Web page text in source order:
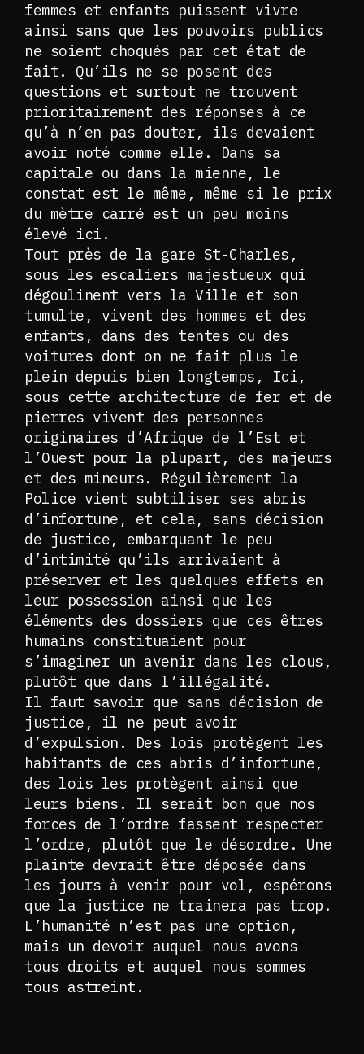
femmes et enfants puissent vivre
ainsi sans que les pouvoirs publics
ne soient choqués par cet état de
fait. Qu’ils ne se posent des
questions et surtout ne trouvent
prioritairement des réponses à ce
qu’à n’en pas douter, ils devaient
avoir noté comme elle. Dans sa
capitale ou dans la mienne, le
constat est le même, même si le prix
du mètre carré est un peu moins
élevé ici.
Tout près de la gare St-Charles,
sous les escaliers majestueux qui
dégoulinent vers la Ville et son
tumulte, vivent des hommes et des
enfants, dans des tentes ou des
voitures dont on ne fait plus le
plein depuis bien longtemps, Ici,
sous cette architecture de fer et de
pierres vivent des personnes
originaires d’Afrique de l’Est et
l’Ouest pour la plupart, des majeurs
et des mineurs. Régulièrement la
Police vient subtiliser ses abris
d’infortune, et cela, sans décision
de justice, embarquant le peu
d’intimité qu’ils arrivaient à
préserver et les quelques effets en
leur possession ainsi que les
éléments des dossiers que ces êtres
humains constituaient pour
s’imaginer un avenir dans les clous,
plutôt que dans l’illégalité.
Il faut savoir que sans décision de
justice, il ne peut avoir
d’expulsion. Des lois protègent les
habitants de ces abris d’infortune,
des lois les protègent ainsi que
leurs biens. Il serait bon que nos
forces de l’ordre fassent respecter
l’ordre, plutôt que le désordre. Une
plainte devrait être déposée dans
les jours à venir pour vol, espérons
que la justice ne trainera pas trop.
L’humanité n’est pas une option,
mais un devoir auquel nous avons
tous droits et auquel nous sommes
tous astreint.